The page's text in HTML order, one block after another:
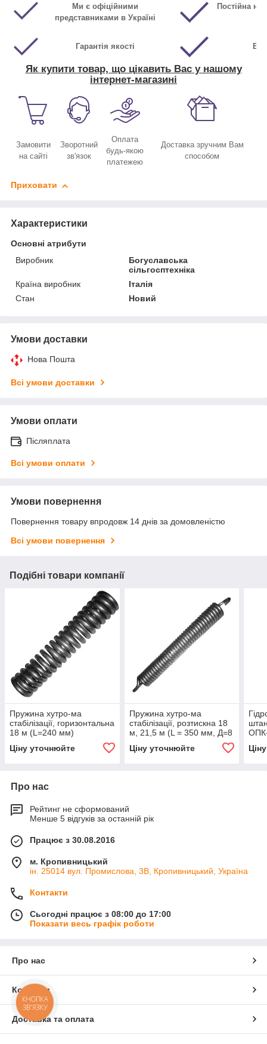
Ми є офіційними
представниками в Україні
Постійна
Гарантія якості
Як купити товар, що цікавить Вас у нашому
інтернет-магазині
Замовити
на сайті
Зворотний
зв'язок
Оплата
будь-якою
платежею
Доставка зручним Вам
способом
Приховати
Характеристики
Основні атрибути
Виробник
Богуславська
сільгосптехніка
Країна виробник
Італія
Стан
Новий
Умови доставки
Нова Пошта
Всі умови доставки
Умови оплати
Післяплата
Всі умови оплати
Умови повернення
Повернення товару впродовж 14 днів за домовленістю
Всі умови повернення
Подібні товари компанії
Пружина хутро-ма
стабілізації, горизонтальна
18 м (L=240 мм)
(богуслав)
Ціну уточнюйте
Пружина хутро-ма
стабілізації, розтискна 18
м, 21,5 м (L = 350 мм, Д=8
мм) ОПК-2000 (богуслав)
Ціну уточнюйте
Про нас
Рейтинг не сформований
Менше 5 відгуків за останній рік
Працює з 30.08.2016
м. Кропивницький
ін. 25014 вул. Промислова, 3В, Кропивницький, Україна
Контакти
Сьогодні працює з 08:00 до 17:00
Показати весь графік роботи
Про нас
Контакти
Доставка та оплата
КНОПКА
ЗВ'ЯЗКУ